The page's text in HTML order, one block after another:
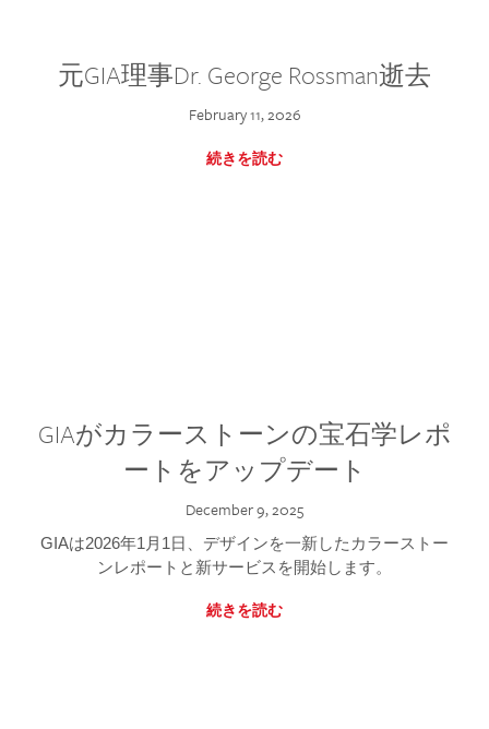
元GIA理事Dr. George Rossman逝去
February 11, 2026
続きを読む
GIAがカラーストーンの宝石学レポ
ートをアップデート
December 9, 2025
GIAは2026年1月1日、デザインを一新したカラーストー
ンレポートと新サービスを開始します。
続きを読む